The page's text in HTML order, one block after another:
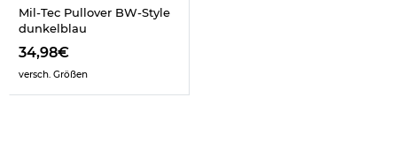
Mil-Tec Pullover BW-Style
dunkelblau
34,98€
versch. Größen